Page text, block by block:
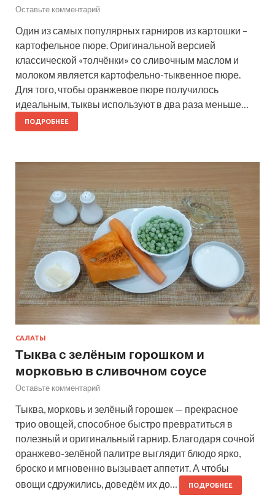
Оставьте комментарий
Один из самых популярных гарниров из картошки –
картофельное пюре. Оригинальной версией
классической «толчёнки» со сливочным маслом и
молоком является картофельно-тыквенное пюре.
Для того, чтобы оранжевое пюре получилось
идеальным, тыквы используют в два раза меньше…
ПОДРОБНЕЕ
САЛАТЫ
Тыква с зелёным горошком и
морковью в сливочном соусе
Оставьте комментарий
Тыква, морковь и зелёный горошек — прекрасное
трио овощей, способное быстро превратиться в
полезный и оригинальный гарнир. Благодаря сочной
оранжево-зелёной палитре выглядит блюдо ярко,
броско и мгновенно вызывает аппетит. А чтобы
овощи сдружились, доведём их до…
ПОДРОБНЕЕ